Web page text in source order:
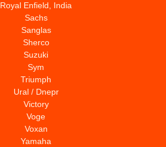
Royal Enfield, India
Sachs
Sanglas
Sherco
Suzuki
Sym
Triumph
Ural / Dnepr
Victory
Voge
Voxan
Yamaha